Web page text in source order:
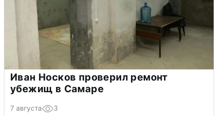
Иван Носков проверил ремонт
убежищ в Самаре
7 августа 3